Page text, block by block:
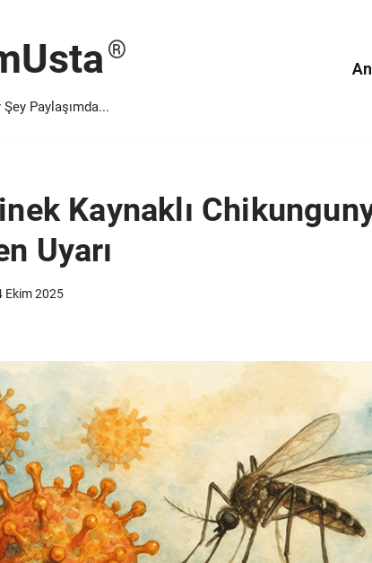
Paylaşımda...
Kaynaklı
Uyarı
Ekim 2025